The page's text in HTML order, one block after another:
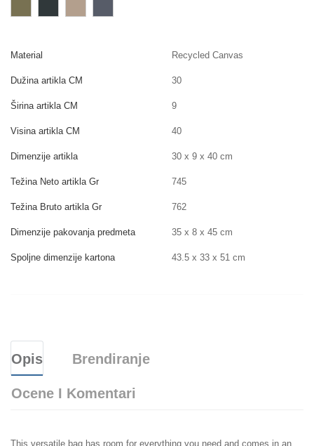
Material Recycled Canvas
Dužina artikla CM 30
Širina artikla CM 9
Visina artikla CM 40
Dimenzije artikla 30 x 9 x 40 cm
Težina Neto artikla Gr 745
Težina Bruto artikla Gr 762
Dimenzije pakovanja predmeta 35 x 8 x 45 cm
Spoljne dimenzije kartona 43.5 x 33 x 51 cm
Opis Brendiranje
Ocene I Komentari
This versatile bag has room for everything you need and comes in an